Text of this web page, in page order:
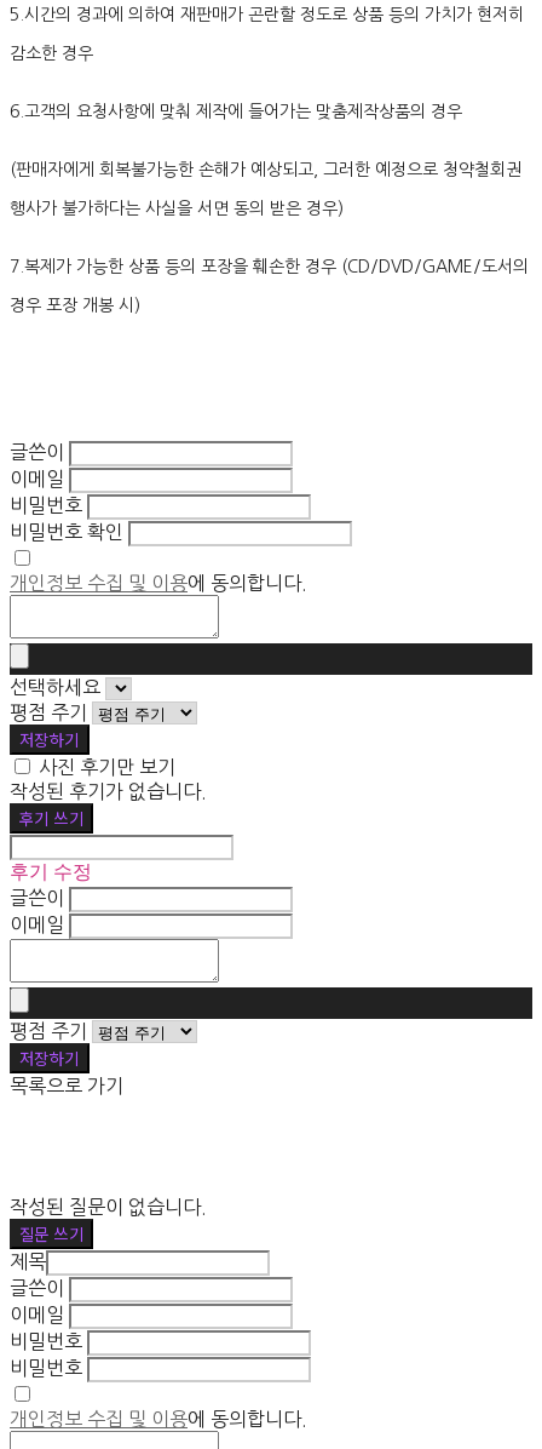
5.시간의 경과에 의하여 재판매가 곤란할 정도로 상품 등의 가치가 현저히
감소한 경우
6.고객의 요청사항에 맞춰 제작에 들어가는 맞춤제작상품의 경우
(판매자에게 회복불가능한 손해가 예상되고, 그러한 예정으로 청약철회권
행사가 불가하다는 사실을 서면 동의 받은 경우)
7.복제가 가능한 상품 등의 포장을 훼손한 경우 (CD/DVD/GAME/도서의
경우 포장 개봉 시)
글쓴이
이메일
비밀번호
비밀번호 확인
개인정보 수집 및 이용에 동의합니다.
선택하세요
평점 주기
저장하기
사진 후기만 보기
작성된 후기가 없습니다.
후기 쓰기
후기 수정
글쓴이
이메일
평점 주기
저장하기
목록으로 가기
작성된 질문이 없습니다.
질문 쓰기
제목
글쓴이
이메일
비밀번호
비밀번호
개인정보 수집 및 이용에 동의합니다.